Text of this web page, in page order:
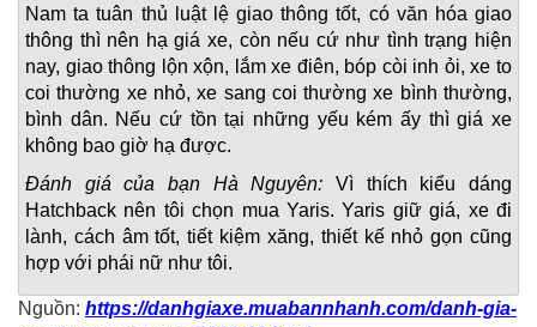
Nam ta tuân thủ luật lệ giao thông tốt, có văn hóa giao
thông thì nên hạ giá xe, còn nếu cứ như tình trạng hiện
nay, giao thông lộn xộn, lắm xe điên, bóp còi inh ỏi, xe to
coi thường xe nhỏ, xe sang coi thường xe bình thường,
bình dân. Nếu cứ tồn tại những yếu kém ấy thì giá xe
không bao giờ hạ được.
Đánh giá của bạn Hà Nguyên: Vì thích kiểu dáng
Hatchback nên tôi chọn mua Yaris. Yaris giữ giá, xe đi
lành, cách âm tốt, tiết kiệm xăng, thiết kế nhỏ gọn cũng
hợp với phái nữ như tôi.
Nguồn: https://danhgiaxe.muabannhanh.com/danh-gia-